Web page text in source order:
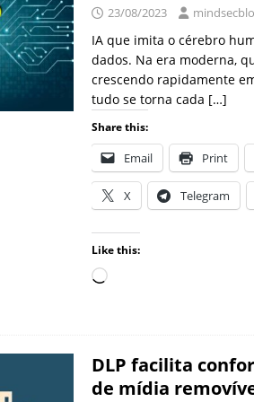
23/08/2023
IA que imita o cérebro
dados. Na era moderna,
crescendo rapidamente
tudo se torna cada […]
Share this:
Email Print
X Telegram
Like this:
DLP facilita
de mídia